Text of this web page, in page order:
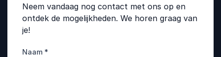
Neem vandaag nog contact met ons op en
ontdek de mogelijkheden. We horen graag van
je!
Naam *